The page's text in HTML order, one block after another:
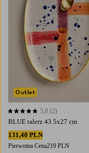
BLUE talerz 43.5x27 cm
131,40 PLN
Pierwotna Cena219 PLN
5,0 opierając się na 2 ocenach
5,0 (2)
Outlet